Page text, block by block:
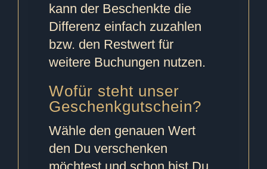
kann der Beschenkte die
Differenz einfach zuzahlen
bzw. den Restwert für
weitere Buchungen nutzen.
Wofür steht unser
Geschenkgutschein?
Wähle den genauen Wert
den Du verschenken